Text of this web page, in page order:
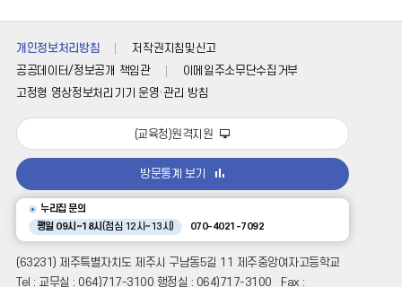
개인정보처리방침
저작권지침및신고
공공데이터/정보공개 책임관
이메일주소무단수집거부
고정형 영상정보처리기기 운영·관리 방침
(교육청)원격지원
방문통계 보기
누리집 문의
평일 09시~18시 (점심 12시~13시) 070-4021-7092
(63231) 제주특별자치도 제주시 구남동5길 11 제주중앙여자고등학교
Tel : 교무실 : 064)717-3100 행정실 : 064)717-3100 Fax :